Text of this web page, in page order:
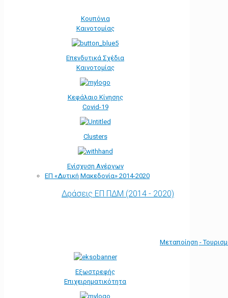
Κουπόνια
Καινοτομίας
Επενδυτικά Σχέδια
Καινοτομίας
Κεφάλαιο Κίνησης
Covid-19
Clusters
Ενίσχυση Ανέργων
ΕΠ «Δυτική Μακεδονία» 2014-2020
Δράσεις ΕΠ ΠΔΜ (2014 - 2020)
Μεταποίηση -
Εξωστρεφής
Επιχειρηματικότητα